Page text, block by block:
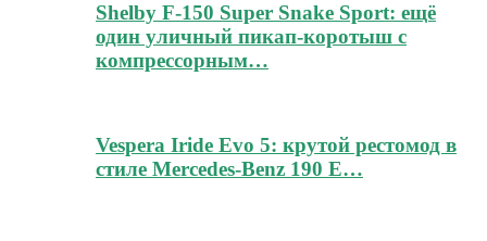
Shelby F-150 Super Snake Sport: ещё
один уличный пикап-коротыш с
компрессорным…
Vespera Iride Evo 5: крутой рестомод в
стиле Mercedes-Benz 190 E…